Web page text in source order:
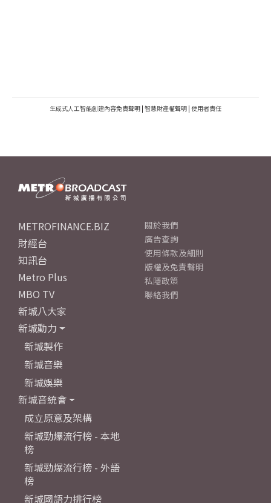
生成式人工智能創建內容免責聲明 | 智慧財產權聲明 | 使用者責任
METROFINANCE.BIZ
財經台
知訊台
Metro Plus
MBO TV
新城八大家
新城動力
新城製作
新城音樂
新城娛樂
新城音統會
成立原意及架構
新城勁爆流行榜 - 本地
榜
新城勁爆流行榜 - 外語
榜
新城國語力排行榜
關於我們
廣告查詢
使用條款及細則
版權及免責聲明
私隱政策
聯絡我們